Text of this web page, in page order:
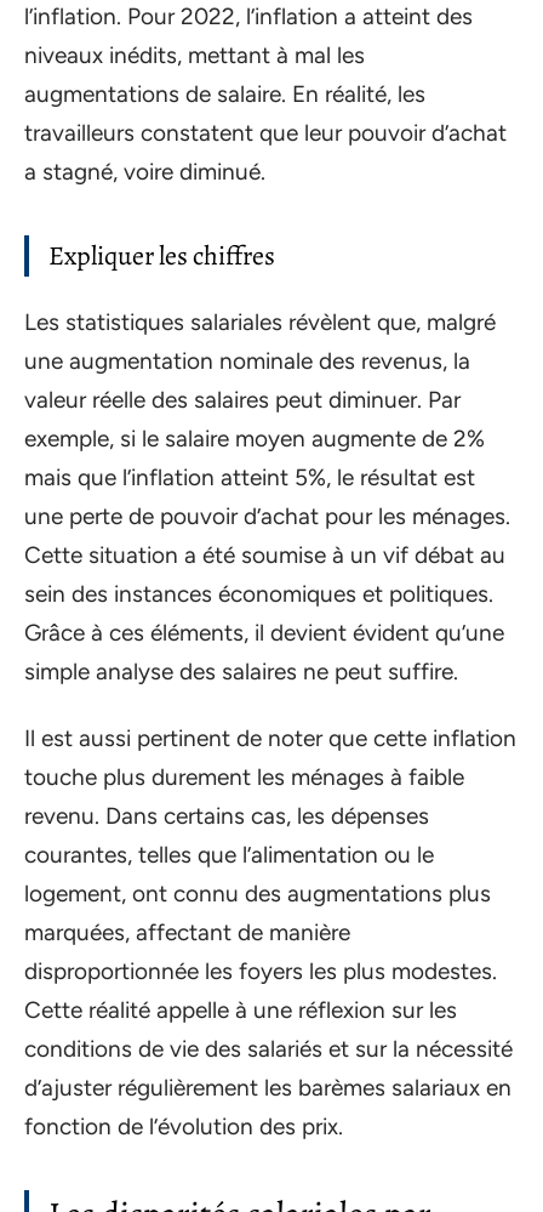
l’inflation. Pour 2022, l’inflation a atteint des
niveaux inédits, mettant à mal les
augmentations de salaire. En réalité, les
travailleurs constatent que leur pouvoir d’achat
a stagné, voire diminué.
Expliquer les chiffres
Les statistiques salariales révèlent que, malgré
une augmentation nominale des revenus, la
valeur réelle des salaires peut diminuer. Par
exemple, si le salaire moyen augmente de 2%
mais que l’inflation atteint 5%, le résultat est
une perte de pouvoir d’achat pour les ménages.
Cette situation a été soumise à un vif débat au
sein des instances économiques et politiques.
Grâce à ces éléments, il devient évident qu’une
simple analyse des salaires ne peut suffire.
Il est aussi pertinent de noter que cette inflation
touche plus durement les ménages à faible
revenu. Dans certains cas, les dépenses
courantes, telles que l’alimentation ou le
logement, ont connu des augmentations plus
marquées, affectant de manière
disproportionnée les foyers les plus modestes.
Cette réalité appelle à une réflexion sur les
conditions de vie des salariés et sur la nécessité
d’ajuster régulièrement les barèmes salariaux en
fonction de l’évolution des prix.